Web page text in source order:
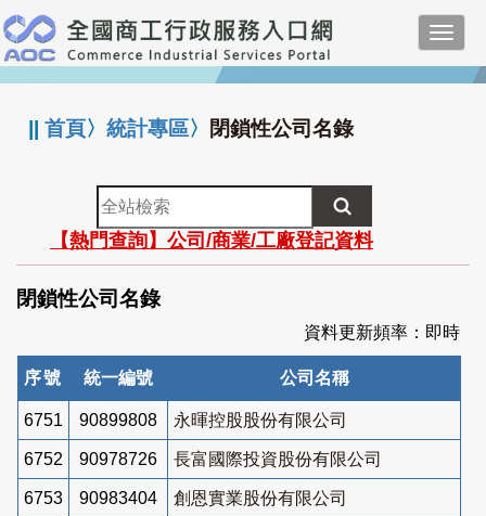
跳
到
主
要
:::
||首頁〉統計專區〉 閉鎖性公司名錄
全
站
檢
索
【熱門查詢】公司/商業/工廠登記資料
閉鎖性公司名錄
資料更新頻率：即時
序號 統一編號 公司名稱
6751 90899808 永暉控股股份有限公司
6752 90978726 長富國際投資股份有限公司
6753 90983404 創恩實業股份有限公司